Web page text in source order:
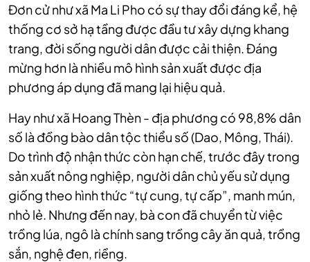
Đơn cử như xã Ma Li Pho có sự thay đổi đáng kể, hệ
thống cơ sở hạ tầng được đầu tư xây dựng khang
trang, đời sống người dân được cải thiện. Đáng
mừng hơn là nhiều mô hình sản xuất được địa
phương áp dụng đã mang lại hiệu quả.
Hay như xã Hoang Thèn - địa phương có 98,8% dân
số là đồng bào dân tộc thiểu số (Dao, Mông, Thái).
Do trình độ nhận thức còn hạn chế, trước đây trong
sản xuất nông nghiệp, người dân chủ yếu sử dụng
giống theo hình thức “tự cung, tự cấp”, manh mún,
nhỏ lẻ. Nhưng đến nay, bà con đã chuyển từ việc
trồng lúa, ngô là chính sang trồng cây ăn quả, trồng
sắn, nghệ đen, riềng.